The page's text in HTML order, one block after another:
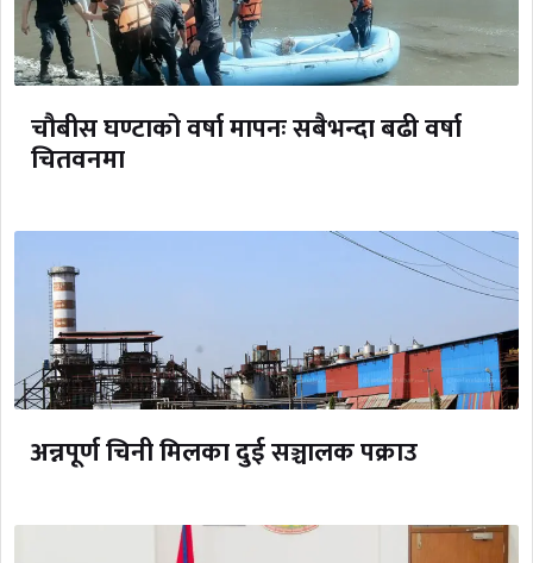
चौबीस घण्टाको वर्षा मापनः सबैभन्दा बढी वर्षा
चितवनमा
अन्नपूर्ण चिनी मिलका दुई सञ्चालक पक्राउ